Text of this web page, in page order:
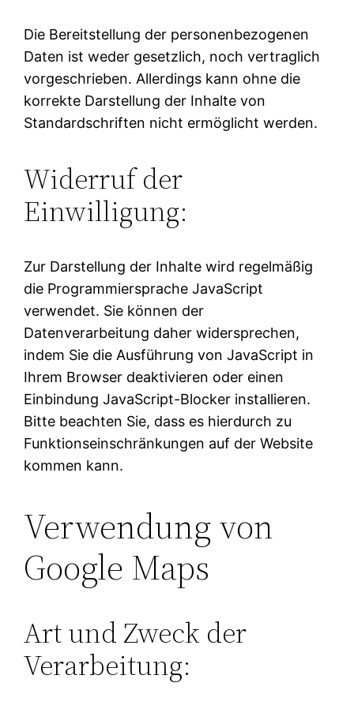
Die Bereitstellung der personenbezogenen
Daten ist weder gesetzlich, noch vertraglich
vorgeschrieben. Allerdings kann ohne die
korrekte Darstellung der Inhalte von
Standardschriften nicht ermöglicht werden.
Widerruf der
Einwilligung:
Zur Darstellung der Inhalte wird regelmäßig
die Programmiersprache JavaScript
verwendet. Sie können der
Datenverarbeitung daher widersprechen,
indem Sie die Ausführung von JavaScript in
Ihrem Browser deaktivieren oder einen
Einbindung JavaScript-Blocker installieren.
Bitte beachten Sie, dass es hierdurch zu
Funktionseinschränkungen auf der Website
kommen kann.
Verwendung von
Google Maps
Art und Zweck der
Verarbeitung: